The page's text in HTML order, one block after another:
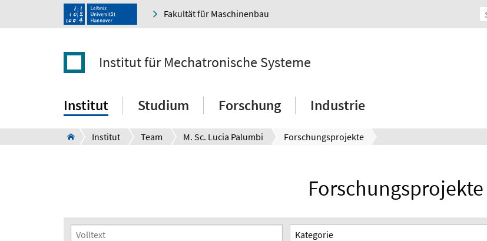
Fakultät für Maschinenbau
Institut für Mechatronische Systeme
Institut Studium Forschung Industrie
Institut Team M. Sc. Lucia Palumbi Forschungsprojekte
Forschungsprojekte